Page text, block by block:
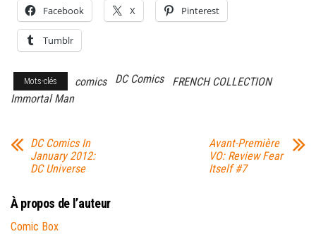
Facebook X Pinterest
Tumblr
Mots-clés comics DC Comics
FRENCH COLLECTION
Immortal Man
DC Comics In
January 2012:
DC Universe
Avant-Première
VO: Review Fear
Itself #7
À propos de l’auteur
Comic Box